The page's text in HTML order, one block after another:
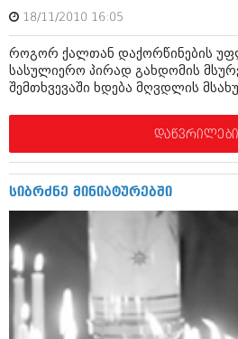
ბელადები
ბიზნესსიახლეები
გვარები
თემიდას სასწორი
იუმორი
კალეიდოსკოპი
ჰოროსკოპი და შეუცნობელი
კრიმინალი
რომანი და დეტექტივი
სახალისო ამბები
თემიდას სასწორი
იუმორი
კალეიდოსკოპი
კრიმინალი
რომანი და დეტექტივი
სახალისო ამბები
შოუბიზნესი
დაიჯესტი
ქალი და მამაკაცი
18/11/2010 16:05
როგორ ქალთან დაქორწინების
სასულიერო პირად გახდომის
შემთხვევაში ხდება მღვდლის
სიბრძნე მინიატურებში